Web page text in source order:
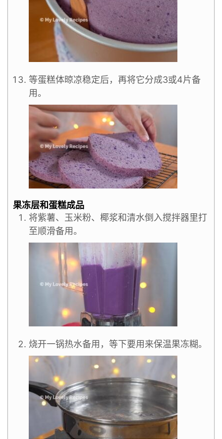
等蛋糕体晾凉稳定后，再将它分成3或4片备
用。
果冻层和蛋糕成品
将紫薯、玉米粉、椰浆和清水倒入搅拌器里打
至顺滑备用。
烧开一锅热水备用，等下要用来保温果冻糊。